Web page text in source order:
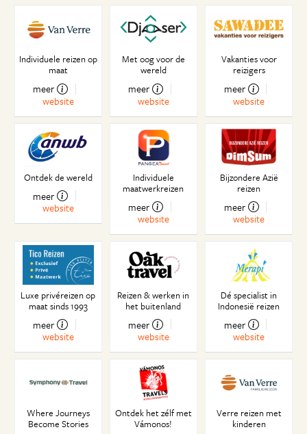
Individuele reizen op
maat
meer
website
Met oog voor de
wereld
meer
website
Vakanties voor
reizigers
meer
website
Ontdek de wereld
meer
website
Individuele
maatwerkreizen
meer
website
Bijzondere Azië
reizen
meer
website
Luxe privéreizen op
maat sinds 1993
meer
website
Reizen & werken in
het buitenland
meer
website
Dé specialist in
Indonesië reizen
meer
website
Where Journeys
Become Stories
Ontdek het zélf met
Vámonos!
Verre reizen met
kinderen